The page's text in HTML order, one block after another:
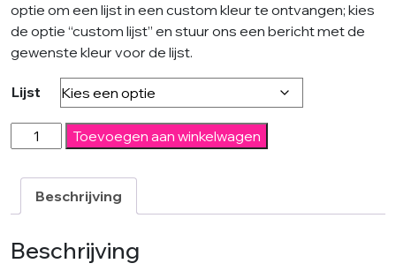
optie om een lijst in een custom kleur te ontvangen; kies
de optie “custom lijst” en stuur ons een bericht met de
gewenste kleur voor de lijst.
Lijst
Neon
pop
colors
Modern
schilderij
aantal
Toevoegen aan winkelwagen
Beschrijving
Beschrijving